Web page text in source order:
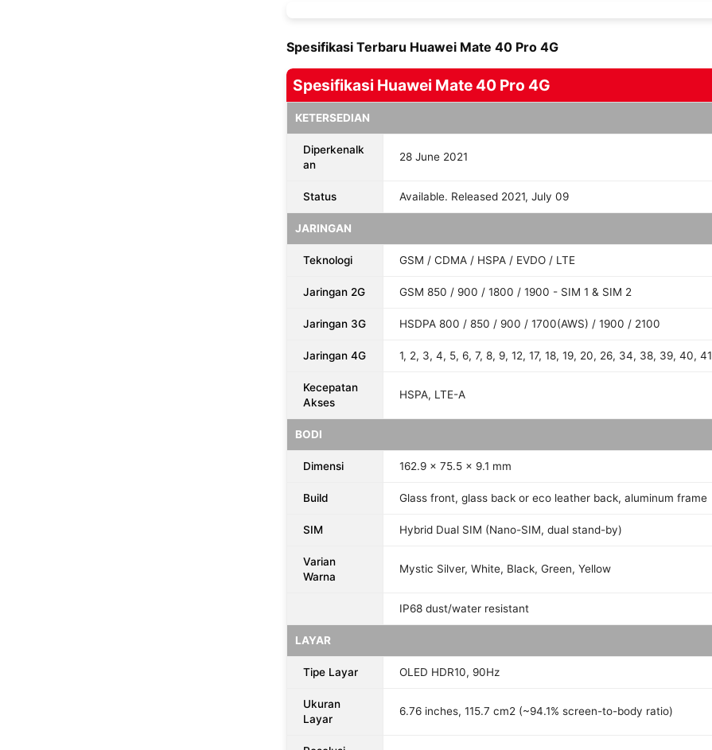
Spesifikasi Terbaru Huawei Mate 40 Pro 4G
Spesifikasi Huawei Mate 40 Pro 4G
KETERSEDIAN
Diperkenalk
an
28 June 2021
Status Available. Released 2021, July 09
JARINGAN
Teknologi GSM / CDMA / HSPA / EVDO / LTE
Jaringan 2G GSM 850 / 900 / 1800 / 1900 - SIM 1 & SIM 2
Jaringan 3G HSDPA 800 / 850 / 900 / 1700(AWS) / 1900 / 2100
Jaringan 4G 1, 2, 3, 4, 5, 6, 7, 8, 9, 12, 17, 18, 19, 20, 26, 34, 38, 39, 40, 41
Kecepatan
Akses
HSPA, LTE-A
BODI
Dimensi 162.9 x 75.5 x 9.1 mm
Build Glass front, glass back or eco leather back, aluminum frame
SIM Hybrid Dual SIM (Nano-SIM, dual stand-by)
Varian
Warna
Mystic Silver, White, Black, Green, Yellow
IP68 dust/water resistant
LAYAR
Tipe Layar OLED HDR10, 90Hz
Ukuran
Layar
6.76 inches, 115.7 cm2 (~94.1% screen-to-body ratio)